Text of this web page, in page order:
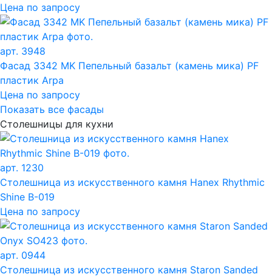
Цена по запросу
арт. 3948
Фасад 3342 MK Пепельный базальт (камень мика) PF
пластик Arpa
Цена по запросу
Показать все фасады
Столешницы для кухни
арт. 1230
Столешница из искусственного камня Hanex Rhythmic
Shine B-019
Цена по запросу
арт. 0944
Столешница из искусственного камня Staron Sanded